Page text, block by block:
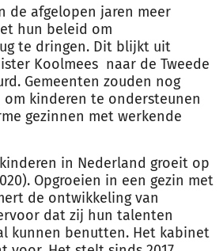
de afgelopen jaren meer
hun beleid om
te dringen. Dit blijkt uit
Koolmees naar de Tweede
Gemeenten zouden nog
kinderen te ondersteunen
gezinnen met werkende
in Nederland groeit op
Opgroeien in een gezin met
de ontwikkeling van
dat zij hun talenten
kunnen benutten. Het kabinet